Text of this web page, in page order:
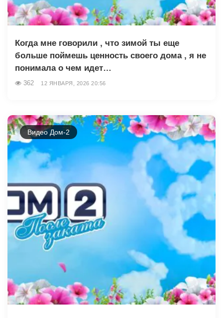
Когда мне говорили , что зимой ты еще
больше поймешь ценность своего дома , я не
понимала о чем идет…
362 12 ЯНВАРЯ, 2026 20:56
Видео Дом-2